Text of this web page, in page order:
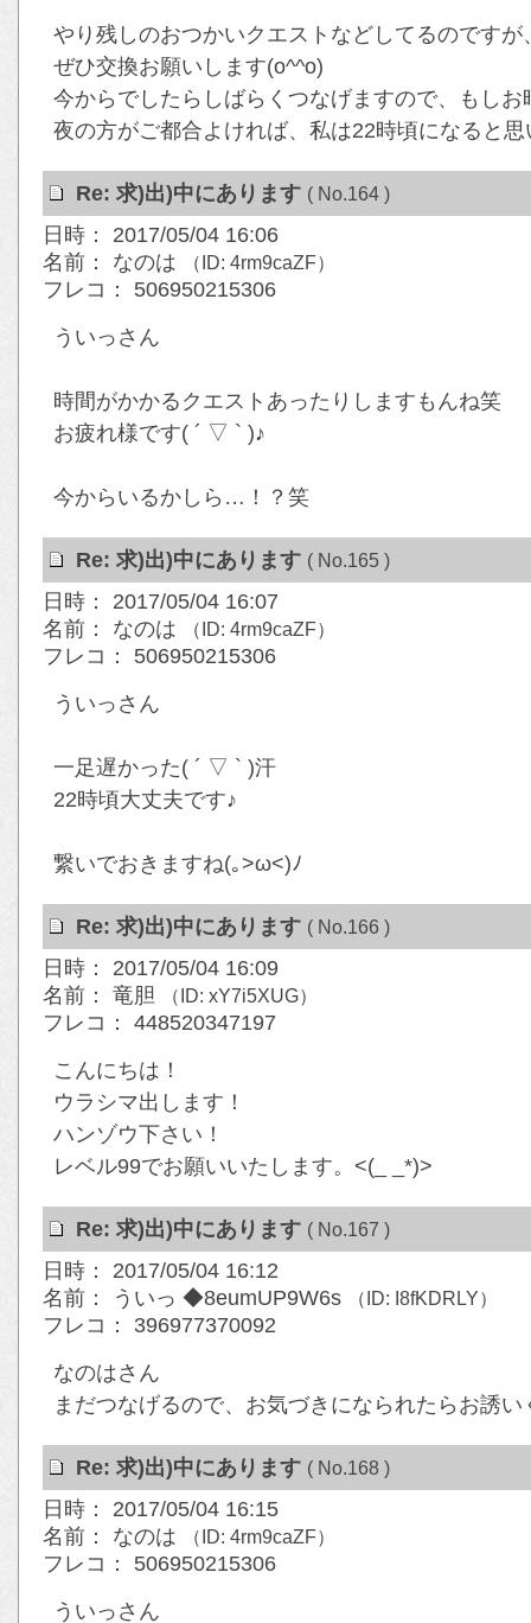
やり残しのおつかいクエストなどしてるのです
ぜひ交換お願いします(o^^o)
今からでしたらしばらくつなげますので、もし
夜の方がご都合よければ、私は22時頃になると
Re: 求)出)中にあります ( No.164 )
日時： 2017/05/04 16:06
名前： なのは
（ID: 4rm9caZF）
フレコ： 506950215306
ういっさん
時間がかかるクエストあったりしますもんね笑
お疲れ様です( ´ ▽ ` )♪
今からいるかしら…！？笑
Re: 求)出)中にあります ( No.165 )
日時： 2017/05/04 16:07
名前： なのは
（ID: 4rm9caZF）
フレコ： 506950215306
ういっさん
一足遅かった( ´ ▽ ` )汗
22時頃大丈夫です♪
繋いでおきますね(｡>ω<)ﾉ
Re: 求)出)中にあります ( No.166 )
日時： 2017/05/04 16:09
名前： 竜胆
（ID: xY7i5XUG）
フレコ： 448520347197
こんにちは！
ウラシマ出します！
ハンゾウ下さい！
レベル99でお願いいたします。<(_ _*)>
Re: 求)出)中にあります ( No.167 )
日時： 2017/05/04 16:12
名前： ういっ ◆8eumUP9W6s
（ID: I8fKDRLY）
フレコ： 396977370092
なのはさん
まだつなげるので、お気づきになられたらお誘い
Re: 求)出)中にあります ( No.168 )
日時： 2017/05/04 16:15
名前： なのは
（ID: 4rm9caZF）
フレコ： 506950215306
ういっさん